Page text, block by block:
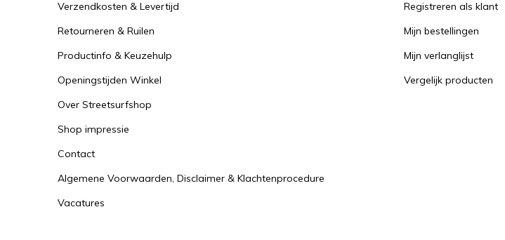
Verzendkosten & Levertijd
Retourneren & Ruilen
Productinfo & Keuzehulp
Openingstijden Winkel
Over Streetsurfshop
Shop impressie
Contact
Algemene Voorwaarden, Disclaimer & Klachtenprocedure
Vacatures
Registreren als klant
Mijn bestellingen
Mijn verlanglijst
Vergelijk producten